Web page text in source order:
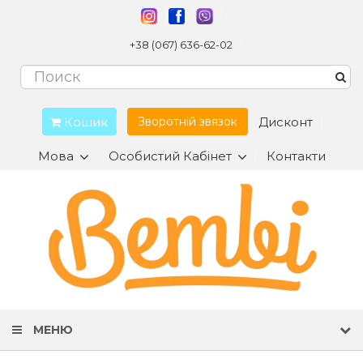
+38 (067) 636-62-02
Кошик Зворотній звязок Дисконт
Мова Особистий Кабінет Контакти
МЕНЮ